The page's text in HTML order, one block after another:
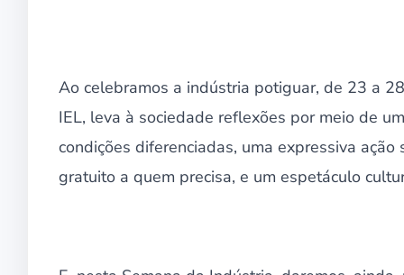
Ao celebramos a indústria potiguar, de 23 a
IEL, leva à sociedade reflexões por meio de
condições diferenciadas, uma expressiva
gratuito a quem precisa, e um espetáculo